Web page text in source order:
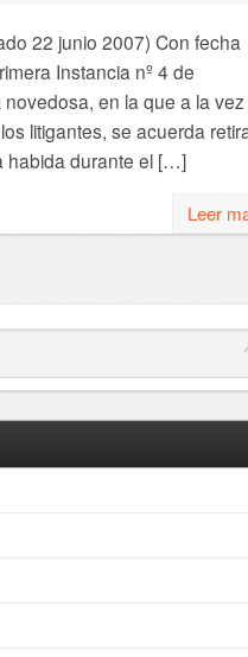
junio 2007) Con fecha
Instancia nº 4 de
en la que a la vez
litigantes, se acuerda
habida durante el […]
Leer